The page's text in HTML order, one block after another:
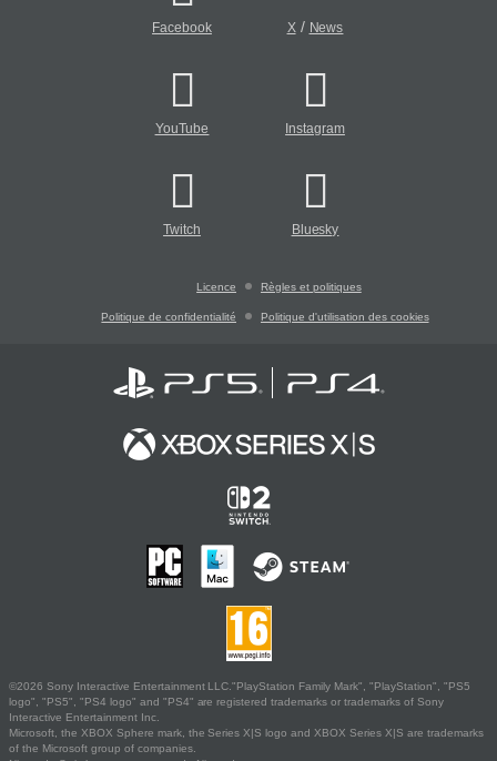
Facebook X/ News
YouTube Instagram
Twitch Bluesky
Licence Règles et politiques
Politique de confidentialité Politique d'utilisation des cookies
©2026 Sony Interactive Entertainment LLC."PlayStation Family Mark", "PlayStation", "PS5
logo", "PS5", "PS4 logo" and "PS4" are registered trademarks or trademarks of Sony
Interactive Entertainment Inc.
Microsoft, the XBOX Sphere mark, the Series X|S logo and XBOX Series X|S are trademarks
of the Microsoft group of companies.